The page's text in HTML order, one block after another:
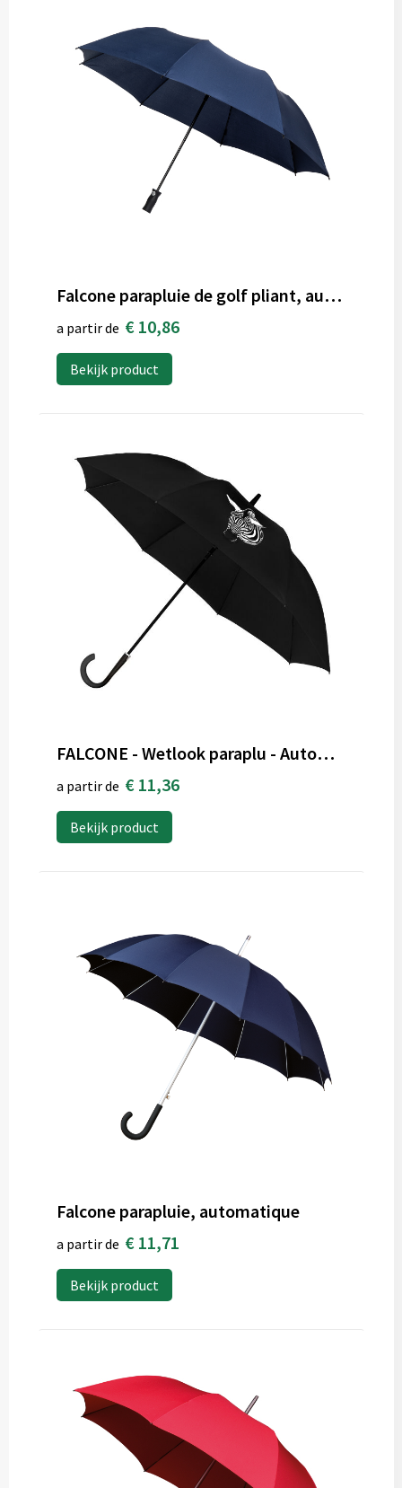
Falcone parapluie de golf pliant, automatique
a partir de € 10,86
Bekijk product
FALCONE - Wetlook paraplu - Automaat - Windproof - 110 cm - Zwart
a partir de € 11,36
Bekijk product
Falcone parapluie, automatique
a partir de € 11,71
Bekijk product